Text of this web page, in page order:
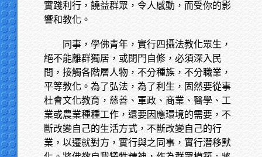
實踐利行，饒益群眾，令人感動，而受你的影
響和教化。
同事，學佛青年，實行四攝法教化眾生，
絕不能離群獨居，或閉門自修，必須深入民
間，接觸各階層人物，不分種族，不分職業，
平等教化。為了弘法，為了利生，固然要從事
杜會文化教育，慈善、軍政、商業、醫學、工
業或農業種種工作，還要因應環境的需要，不
斷改變自己的生活方式，不斷改變自己的行
業，以遷就對方，實行與之同事，實行潛移默